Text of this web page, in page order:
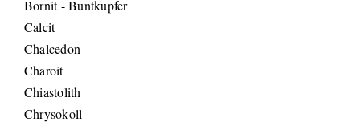
Bornit - Buntkupfer
Calcit
Chalcedon
Charoit
Chiastolith
Chrysokoll